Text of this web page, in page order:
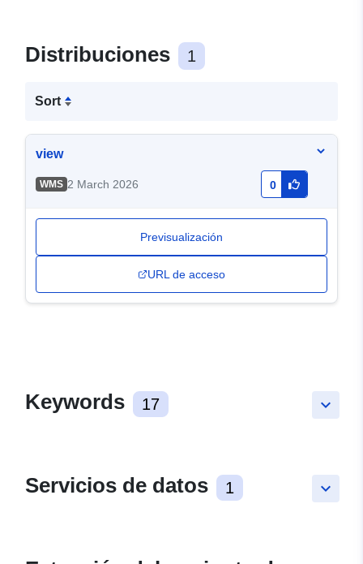
Distribuciones 1
Sort
view
WMS 2 March 2026 0
Previsualización
URL de acceso
keyboard_arrow_down
Keywords 17
keyboard_arrow_down
Servicios de datos 1